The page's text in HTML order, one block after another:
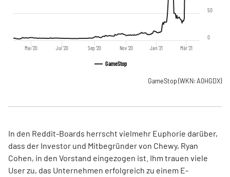
GameStop
Mai '20 Jul '20 Sep '20 Nov '20 Jan '21 Mär '21
0
50
GameStop (WKN: A0HGDX)
In den Reddit-Boards herrscht vielmehr Euphorie darüber,
dass der Investor und Mitbegründer von Chewy, Ryan
Cohen, in den Vorstand eingezogen ist. Ihm trauen viele
User zu, das Unternehmen erfolgreich zu einem E-